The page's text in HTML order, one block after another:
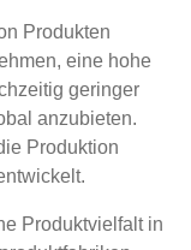
Produkten
eine hohe
geringer
anzubieten.
Produktion
Produktvielfalt in